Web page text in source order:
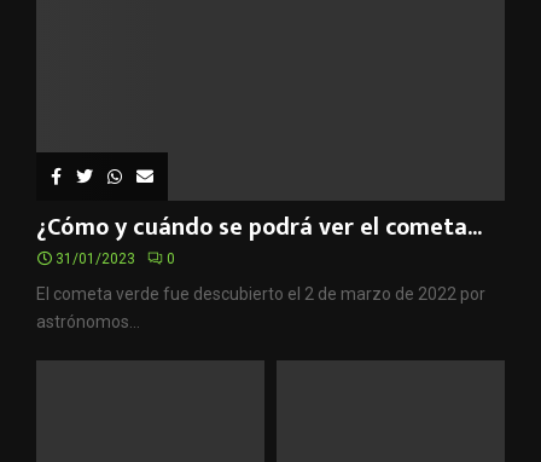
¿Cómo y cuándo se podrá ver el cometa...
31/01/2023 0
El cometa verde fue descubierto el 2 de marzo de 2022 por
astrónomos...